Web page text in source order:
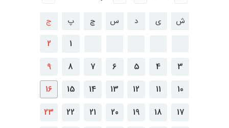
ش ی د س چ پ ج
1
2
3
4
5
6
7
8
9
10
11
12
13
14
15
16
17
18
19
20
21
22
23